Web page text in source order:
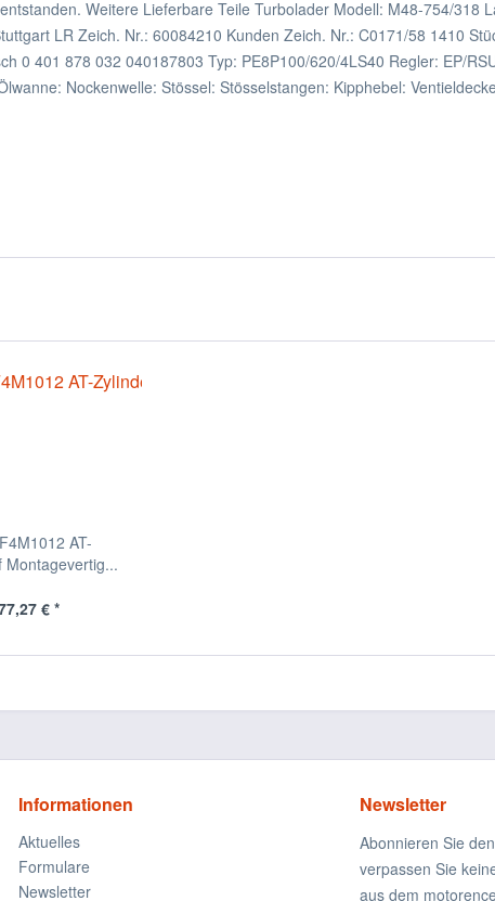
Weitere Lieferbare Teile Turbolader Modell: M48-754/318
LR Zeich. Nr.: 60084210 Kunden Zeich. Nr.: C0171/58 1410
0 401 878 032 040187803 Typ: PE8P100/620/4LS40 Regler: EP/
Nockenwelle: Stössel: Stösselstangen: Kipphebel:
AT-
Montagevertig...
€ *
Informationen
Aktuelles
Formulare
Newsletter
Newsletter
Abonnieren Sie
verpassen Sie
aus dem